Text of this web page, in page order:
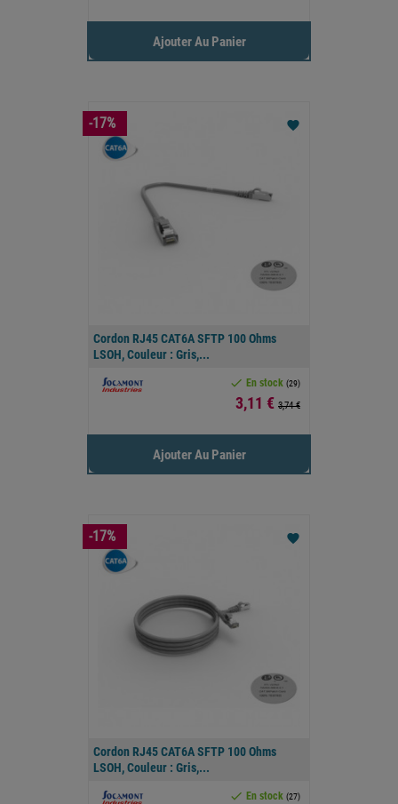
Ajouter Au Panier
Cordon RJ45 CAT6A SFTP 100 Ohms
LSOH, Couleur : Gris,...
 En stock (29)
Prix
3,11 € 3,74 €
favorite
Ajouter Au Panier
-17%
Cordon RJ45 CAT6A SFTP 100 Ohms
LSOH, Couleur : Gris,...
 En stock (27)
favorite
-17%